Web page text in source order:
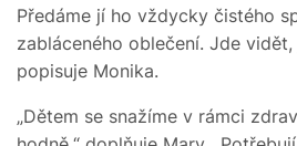
Předáme jí ho vždycky čistého
zabláceného oblečení. Jde
popisuje Monika.
„Dětem se snažíme v rámci